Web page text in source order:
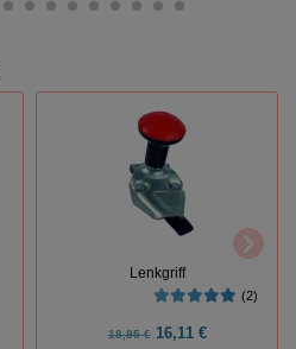
Lenkgriff
(2)
18,95 €16,11 €